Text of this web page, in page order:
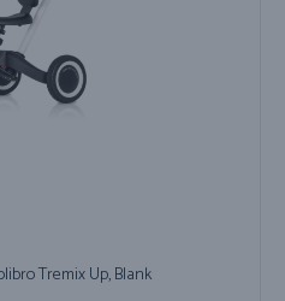
Tremix Up, Blank